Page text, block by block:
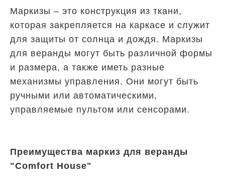
Маркизы – это конструкция из ткани,
которая закрепляется на каркасе и служит
для защиты от солнца и дождя. Маркизы
для веранды могут быть различной формы
и размера, а также иметь разные
механизмы управления. Они могут быть
ручными или автоматическими,
управляемые пультом или сенсорами.
Преимущества маркиз для веранды
"Comfort House"